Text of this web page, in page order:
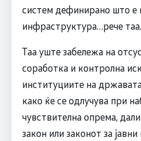
систем дефинирано што е
инфраструктура…рече таа.
Таа уште забележа на
соработка и контролна
институциите на
како ќе се одлучува при
чувствителна опрема,
закон или законот за